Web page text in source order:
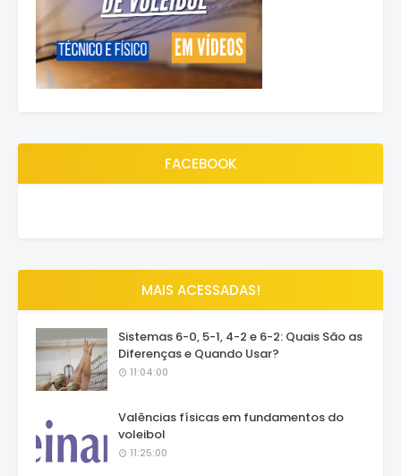
FACEBOOK
MAIS ACESSADAS!
Sistemas 6-0, 5-1, 4-2 e 6-2: Quais São as
Diferenças e Quando Usar?
11:04:00
Valências físicas em fundamentos do
voleibol
11:25:00